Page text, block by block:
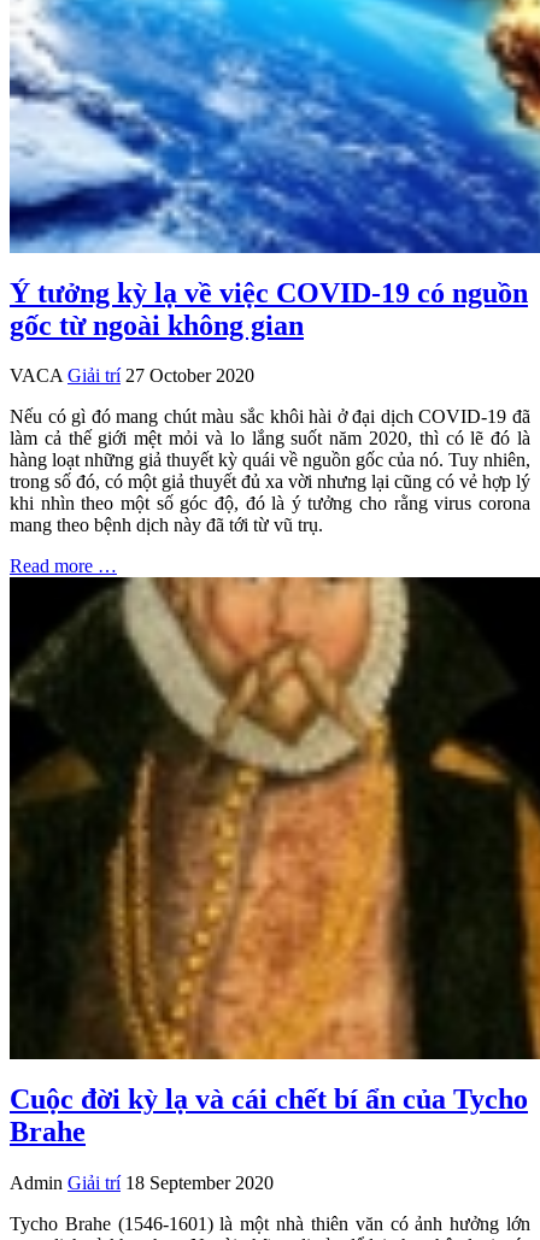
Ý tưởng kỳ lạ về việc COVID-19 có nguồn
gốc từ ngoài không gian
VACA Giải trí 27 October 2020
Nếu có gì đó mang chút màu sắc khôi hài ở đại dịch COVID-19 đã
làm cả thế giới mệt mỏi và lo lắng suốt năm 2020, thì có lẽ đó là
hàng loạt những giả thuyết kỳ quái về nguồn gốc của nó. Tuy nhiên,
trong số đó, có một giả thuyết đủ xa vời nhưng lại cũng có vẻ hợp lý
khi nhìn theo một số góc độ, đó là ý tưởng cho rằng virus corona
mang theo bệnh dịch này đã tới từ vũ trụ.
Read more …
Cuộc đời kỳ lạ và cái chết bí ẩn của Tycho
Brahe
Admin Giải trí 18 September 2020
Tycho Brahe (1546-1601) là một nhà thiên văn có ảnh hưởng lớn